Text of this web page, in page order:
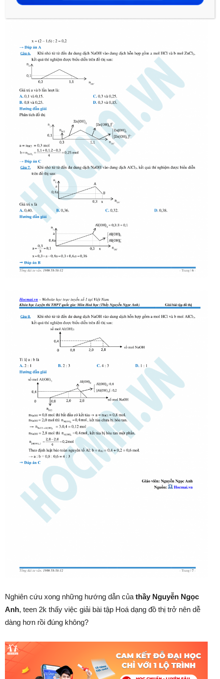
Nghiên cứu xong những hướng dẫn của thầy Nguyễn Ngọc
Anh, teen 2k thấy việc giải bài tập Hoá dạng đồ thị trở nên dễ
dàng hơn rồi đúng không?